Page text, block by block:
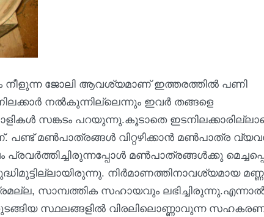
നീളുന്ന ജോലി ആവശ്യമാണ് ഇത്തരത്തിൽ പണി
നൽകുന്നില്ലെന്നും ഇവർ തങ്ങളെ
സങ്കടം പറയുന്നു.കൂടാതെ
പണ്ട് മൺപാത്രങ്ങൾ വിറ്റഴിക്കാൻ മൺപാത്ര
മൺപാത്രങ്ങൾക്കു
നിർമാണത്തിനാവശ്യമായ
സാമ്പത്തിക സഹായവും
തുടങ്ങിയ സ്ഥലങ്ങളിൽ വിരലിലൊണ്ണാവുന്ന